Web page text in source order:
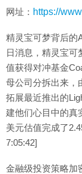
网址： https://
精灵宝可梦背后的
日消息，精灵宝可
值获得对冲基金
母公司分拆出来，
拓展最近推出的
建他们心目中的真
美元估值完成了
7:05:42]
金融级投资策略加